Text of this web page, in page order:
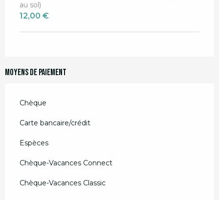
au sol)
12,00 €
Moyens de paiement
Chèque
Carte bancaire/crédit
Espèces
Chèque-Vacances Connect
Chèque-Vacances Classic